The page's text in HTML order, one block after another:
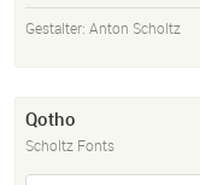
Gestalter: Anton Scholtz
Qotho
Scholtz Fonts